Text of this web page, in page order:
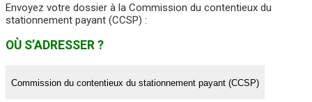
Envoyez votre dossier à la Commission du contentieux du
stationnement payant (CCSP) :
OÙ S’ADRESSER ?
Commission du contentieux du stationnement payant (CCSP)